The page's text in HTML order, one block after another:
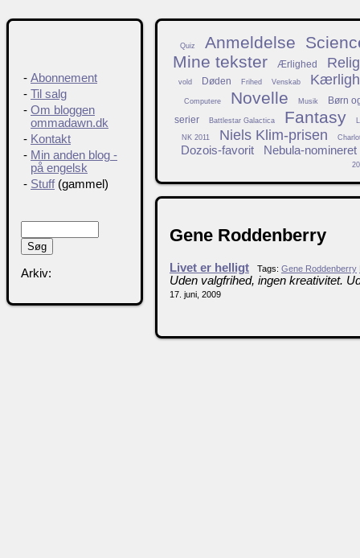
Quiz Anmeldelse
Mine tekster
Ærlighed
vold Døden Frihed Venskab
Computere Novelle Musik
Børn
serier
Battlestar Galactica Fantasy
NK 2011 Niels Klim-prisen
Dozois-favorit Nebula-nomineret
Gene Roddenberry
Livet er helligt Tags: Gene Roddenberry
Uden valgfrihed, ingen kreativitet.
17. juni, 2009
- Abonnement
- Til salg
- Om bloggen
ommadawn.dk
- Kontakt
- Min anden blog -
på engelsk
- Stuff(gammel)
Arkiv: